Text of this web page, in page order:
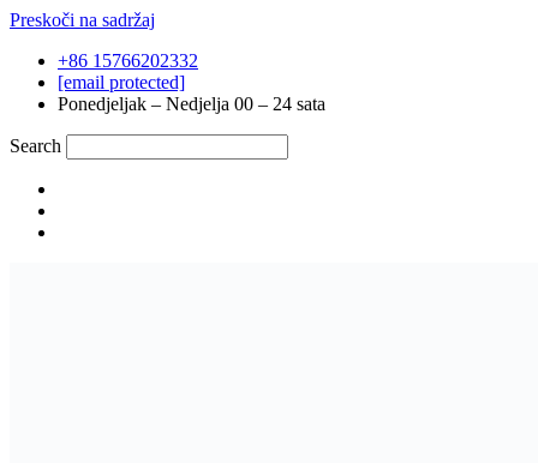
Preskoči na sadržaj
+86 15766202332
[email protected]
Ponedjeljak – Nedjelja 00 – 24 sata
Search